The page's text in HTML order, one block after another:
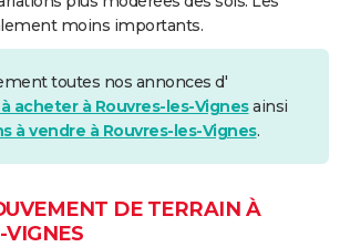
moins importants.
toutes nos annonces d'
acheter à Rouvres-les-Vignesainsi
à vendre à Rouvres-les-Vignes.
DE TERRAIN À
VIGNES